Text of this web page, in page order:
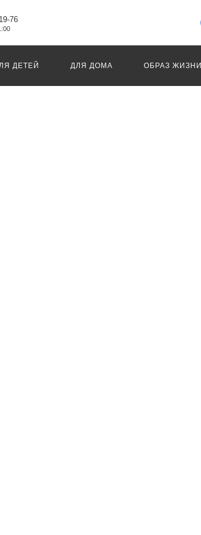
76
ДЕТЕЙ ДЛЯ ДОМА ОБРАЗ ЖИЗНИ